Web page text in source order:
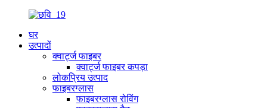
घर
उत्पादों
क्वार्ट्ज फाइबर
क्वार्ट्ज फाइबर कपड़ा
लोकप्रिय उत्पाद
फाइबरग्लास
फाइबरग्लास रोविंग